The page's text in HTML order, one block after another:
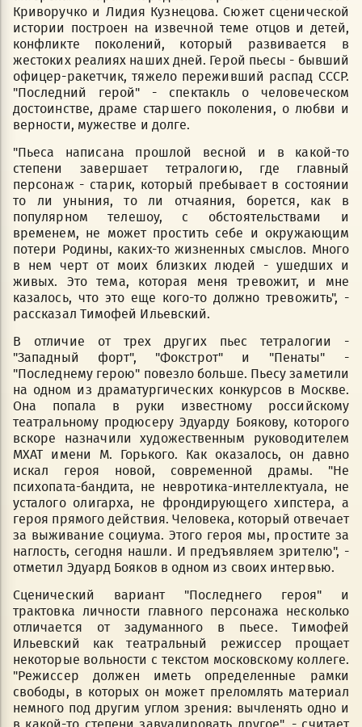
Криворучко и Лидия Кузнецова. Сюжет сценической
истории построен на извечной теме отцов и детей,
конфликте поколений, который развивается в
жестоких реалиях наших дней. Герой пьесы - бывший
офицер-ракетчик, тяжело переживший распад СССР.
"Последний герой" - спектакль о человеческом
достоинстве, драме старшего поколения, о любви и
верности, мужестве и долге.
"Пьеса написана прошлой весной и в какой-то
степени завершает тетралогию, где главный
персонаж - старик, который пребывает в состоянии
то ли уныния, то ли отчаяния, борется, как в
популярном телешоу, с обстоятельствами и
временем, не может простить себе и окружающим
потери Родины, каких-то жизненных смыслов. Много
в нем черт от моих близких людей - ушедших и
живых. Это тема, которая меня тревожит, и мне
казалось, что это еще кого-то должно тревожить", -
рассказал Тимофей Ильевский.
В отличие от трех других пьес тетралогии -
"Западный форт", "Фокстрот" и "Пенаты" -
"Последнему герою" повезло больше. Пьесу заметили
на одном из драматургических конкурсов в Москве.
Она попала в руки известному российскому
театральному продюсеру Эдуарду Боякову, которого
вскоре назначили художественным руководителем
МХАТ имени М. Горького. Как оказалось, он давно
искал героя новой, современной драмы. "Не
психопата-бандита, не невротика-интеллектуала, не
усталого олигарха, не фрондирующего хипстера, а
героя прямого действия. Человека, который отвечает
за выживание социума. Этого героя мы, простите за
наглость, сегодня нашли. И предъявляем зрителю", -
отметил Эдуард Бояков в одном из своих интервью.
Сценический вариант "Последнего героя" и
трактовка личности главного персонажа несколько
отличается от задуманного в пьесе. Тимофей
Ильевский как театральный режиссер прощает
некоторые вольности с текстом московскому коллеге.
"Режиссер должен иметь определенные рамки
свободы, в которых он может преломлять материал
немного под другим углом зрения: вычленять одно и